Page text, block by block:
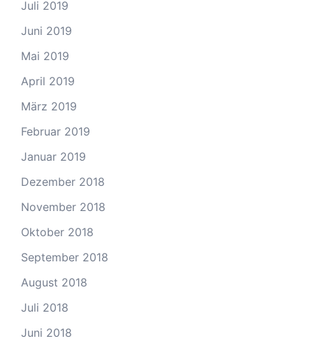
Juli 2019
Juni 2019
Mai 2019
April 2019
März 2019
Februar 2019
Januar 2019
Dezember 2018
November 2018
Oktober 2018
September 2018
August 2018
Juli 2018
Juni 2018